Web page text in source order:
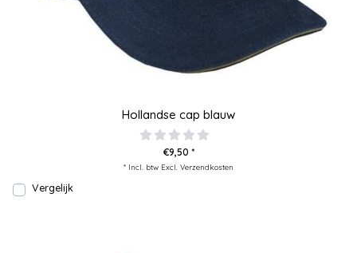
Hollandse cap blauw
€9,50 *
* Incl. btw Excl. Verzendkosten
Vergelijk